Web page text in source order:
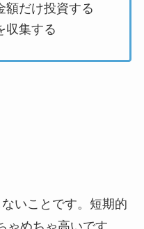
額だけ投資する
収集する
いことです。短期的
めちゃ高いです。